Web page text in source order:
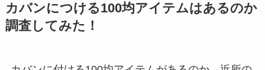
カバンにつける100均アイテムはあるのか
調査してみた！